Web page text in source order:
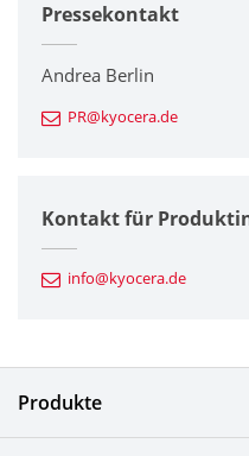
Unternehmen
Drucker /
Feinkeramik-
Automotive
Elektronische
Pressekontakt
Andrea Berlin
PR@kyocera.de
Kontakt für
info@kyocera.de
Produkte